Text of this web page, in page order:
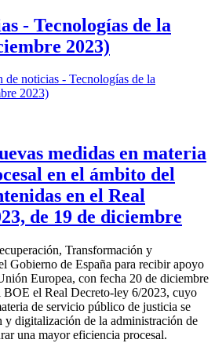
- Tecnologías de la
2023)
de noticias - Tecnologías de la
2023)
medidas en materia
en el ámbito del
en el Real
de 19 de diciembre
Transformación y
Gobierno de España para recibir apoyo
Europea, con fecha 20 de diciembre
BOE el Real Decreto-ley 6/2023, cuyo
de servicio público de justicia se
y digitalización de la administración de
una mayor eficiencia procesal.